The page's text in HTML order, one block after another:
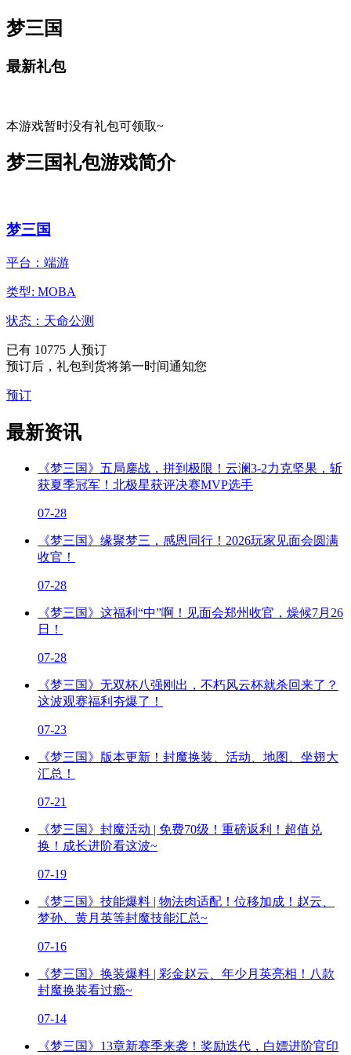
梦三国
最新礼包
本游戏暂时没有礼包可领取~
梦三国礼包游戏简介
梦三国
平台：端游
类型: MOBA
状态：天命公测
已有 10775 人预订
预订后，礼包到货将第一时间通知您
预订
最新资讯
《梦三国》五局鏖战，拼到极限！云澜3-2力克坚果，斩
获夏季冠军！北极星获评决赛MVP选手
07-28
《梦三国》缘聚梦三，感恩同行！2026玩家见面会圆满
收官！
07-28
《梦三国》这福利“中”啊！见面会郑州收官，燥候7月26
日！
07-28
《梦三国》无双杯八强刚出，不朽风云杯就杀回来了？
这波观赛福利夯爆了！
07-23
《梦三国》版本更新！封魔换装、活动、地图、坐翅大
汇总！
07-21
《梦三国》封魔活动 | 免费70级！重磅返利！超值兑
换！成长进阶看这波~
07-19
《梦三国》技能爆料 | 物法肉适配！位移加成！赵云、
梦孙、黄月英等封魔技能汇总~
07-16
《梦三国》换装爆料 | 彩金赵云、年少月英亮相！八款
封魔换装看过瘾~
07-14
《梦三国》13章新赛季来袭！奖励迭代，白嫖进阶官印